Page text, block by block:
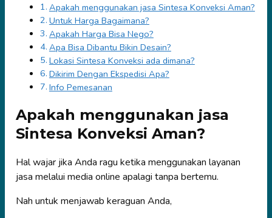
Apakah menggunakan jasa Sintesa Konveksi Aman?
Untuk Harga Bagaimana?
Apakah Harga Bisa Nego?
Apa Bisa Dibantu Bikin Desain?
Lokasi Sintesa Konveksi ada dimana?
Dikirim Dengan Ekspedisi Apa?
Info Pemesanan
Apakah menggunakan jasa
Sintesa Konveksi Aman?
Hal wajar jika Anda ragu ketika menggunakan layanan
jasa melalui media online apalagi tanpa bertemu.
Nah untuk menjawab keraguan Anda,